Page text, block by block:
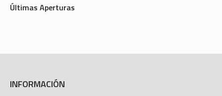
Últimas Aperturas
INFORMACIÓN